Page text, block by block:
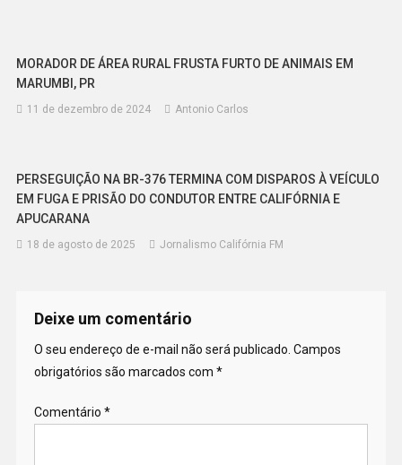
MORADOR DE ÁREA RURAL FRUSTA FURTO DE ANIMAIS EM
MARUMBI, PR
11 de dezembro de 2024 Antonio Carlos
PERSEGUIÇÃO NA BR-376 TERMINA COM DISPAROS À VEÍCULO
EM FUGA E PRISÃO DO CONDUTOR ENTRE CALIFÓRNIA E
APUCARANA
18 de agosto de 2025 Jornalismo Califórnia FM
Deixe um comentário
O seu endereço de e-mail não será publicado. Campos
obrigatórios são marcados com *
Comentário *